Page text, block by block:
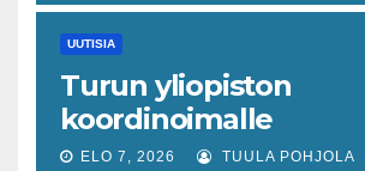
UUTISIA
Turun yliopiston
koordinoimalle
tohtoriverkostolle 4,4
ELO 7, 2026 TUULA POHJOLA